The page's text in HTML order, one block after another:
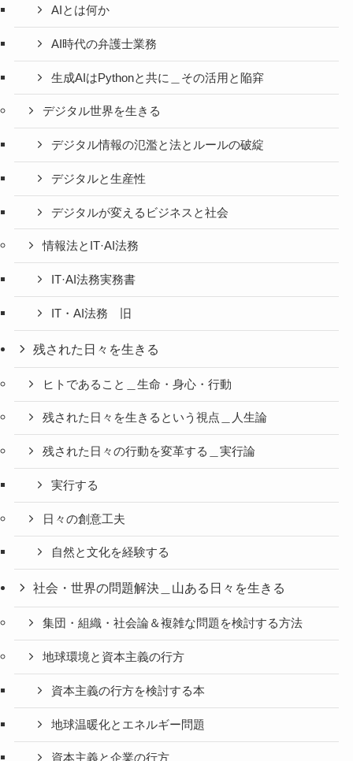
AIとは何か
AI時代の弁護士業務
生成AIはPythonと共に＿その活用と陥穽
デジタル世界を生きる
デジタル情報の氾濫と法とルールの破綻
デジタルと生産性
デジタルが変えるビジネスと社会
情報法とIT·AI法務
IT·AI法務実務書
IT・AI法務 旧
残された日々を生きる
ヒトであること＿生命・身心・行動
残された日々を生きるという視点＿人生論
残された日々の行動を変革する＿実行論
実行する
日々の創意工夫
自然と文化を経験する
社会・世界の問題解決＿山ある日々を生きる
集団・組織・社会論＆複雑な問題を検討する方法
地球環境と資本主義の行方
資本主義の行方を検討する本
地球温暖化とエネルギー問題
資本主義と企業の行方